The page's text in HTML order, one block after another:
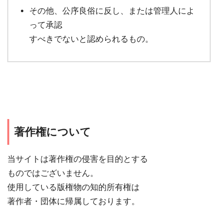
その他、公序良俗に反し、または管理人によ
って承認
すべきでないと認められるもの。
著作権について
当サイトは著作権の侵害を目的とする
ものではございません。
使用している版権物の知的所有権は
著作者・団体に帰属しております。